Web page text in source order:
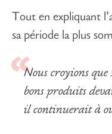
Tout en expliquant
sa période la plus
Nous croyions
bons produits
il continuerait à